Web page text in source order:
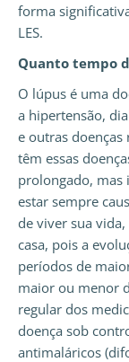
forma
LES.
Quanto tempo
O lúpus é uma
a hipertensão,
e outras doenças
têm essas
prolongado, mas
estar sempre
de viver sua
casa, pois a
períodos de
maior ou menor
regular dos
doença sob
antimaláricos